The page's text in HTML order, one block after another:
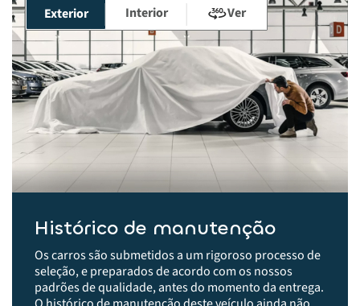
Exterior Interior Ver
Histórico de manutenção
Os carros são submetidos a um rigoroso processo de
seleção, e preparados de acordo com os nossos
padrões de qualidade, antes do momento da entrega.​